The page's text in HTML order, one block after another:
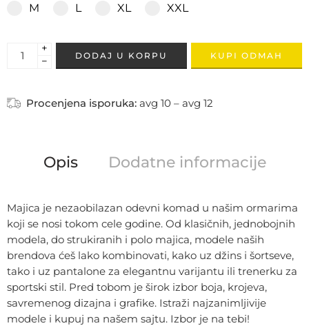
M L XL XXL
+
−
DODAJ U KORPU KUPI ODMAH
Procenjena isporuka: avg 10 – avg 12
Opis Dodatne informacije
Majica je nezaobilazan odevni komad u našim ormarima
koji se nosi tokom cele godine. Od klasičnih, jednobojnih
modela, do strukiranih i polo majica, modele naših
brendova ćeš lako kombinovati, kako uz džins i šortseve,
tako i uz pantalone za elegantnu varijantu ili trenerku za
sportski stil. Pred tobom je širok izbor boja, krojeva,
savremenog dizajna i grafike. Istraži najzanimljivije
modele i kupuj na našem sajtu. Izbor je na tebi!